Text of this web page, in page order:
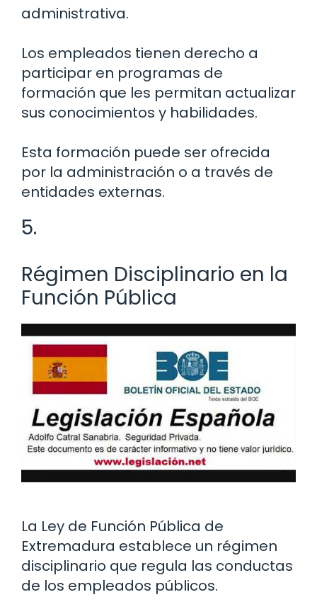
administrativa.
Los empleados tienen derecho a
participar en programas de
formación que les permitan actualizar
sus conocimientos y habilidades.
Esta formación puede ser ofrecida
por la administración o a través de
entidades externas.
5.
Régimen Disciplinario en la
Función Pública
La Ley de Función Pública de
Extremadura establece un régimen
disciplinario que regula las conductas
de los empleados públicos.